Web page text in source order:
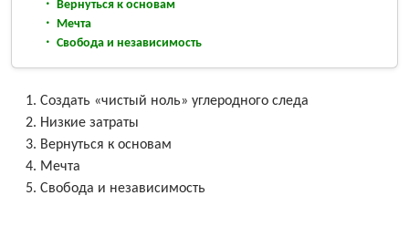
Вернуться к основам
Мечта
Свобода и независимость
Создать «чистый ноль» углеродного следа
Низкие затраты
Вернуться к основам
Мечта
Свобода и независимость